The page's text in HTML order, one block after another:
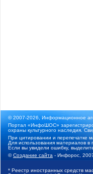
© 2007-2026, Информационное
Портал «ИнфоШОС»
охраны культурного наследия.
При цитировании и перепечатке
Для использования материалов
Если вы увидели ошибку,
©Создание сайта - Инфорос,
* Реестр иностранных средств